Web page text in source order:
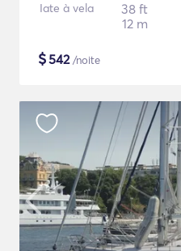
Iate à vela
38 ft
12 m
$542/noite